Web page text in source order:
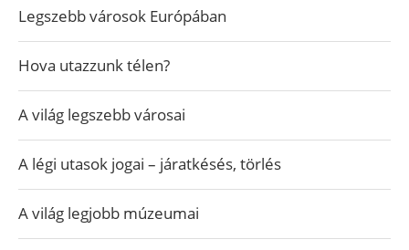
Legszebb városok Európában
Hova utazzunk télen?
A világ legszebb városai
A légi utasok jogai – járatkésés, törlés
A világ legjobb múzeumai